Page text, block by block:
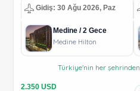
Gidiş: 30 Ağu 2026, Paz
Medine / 2 Gece
Medine Hilton
Türkiye'nin her şehrinden
2.350 USD